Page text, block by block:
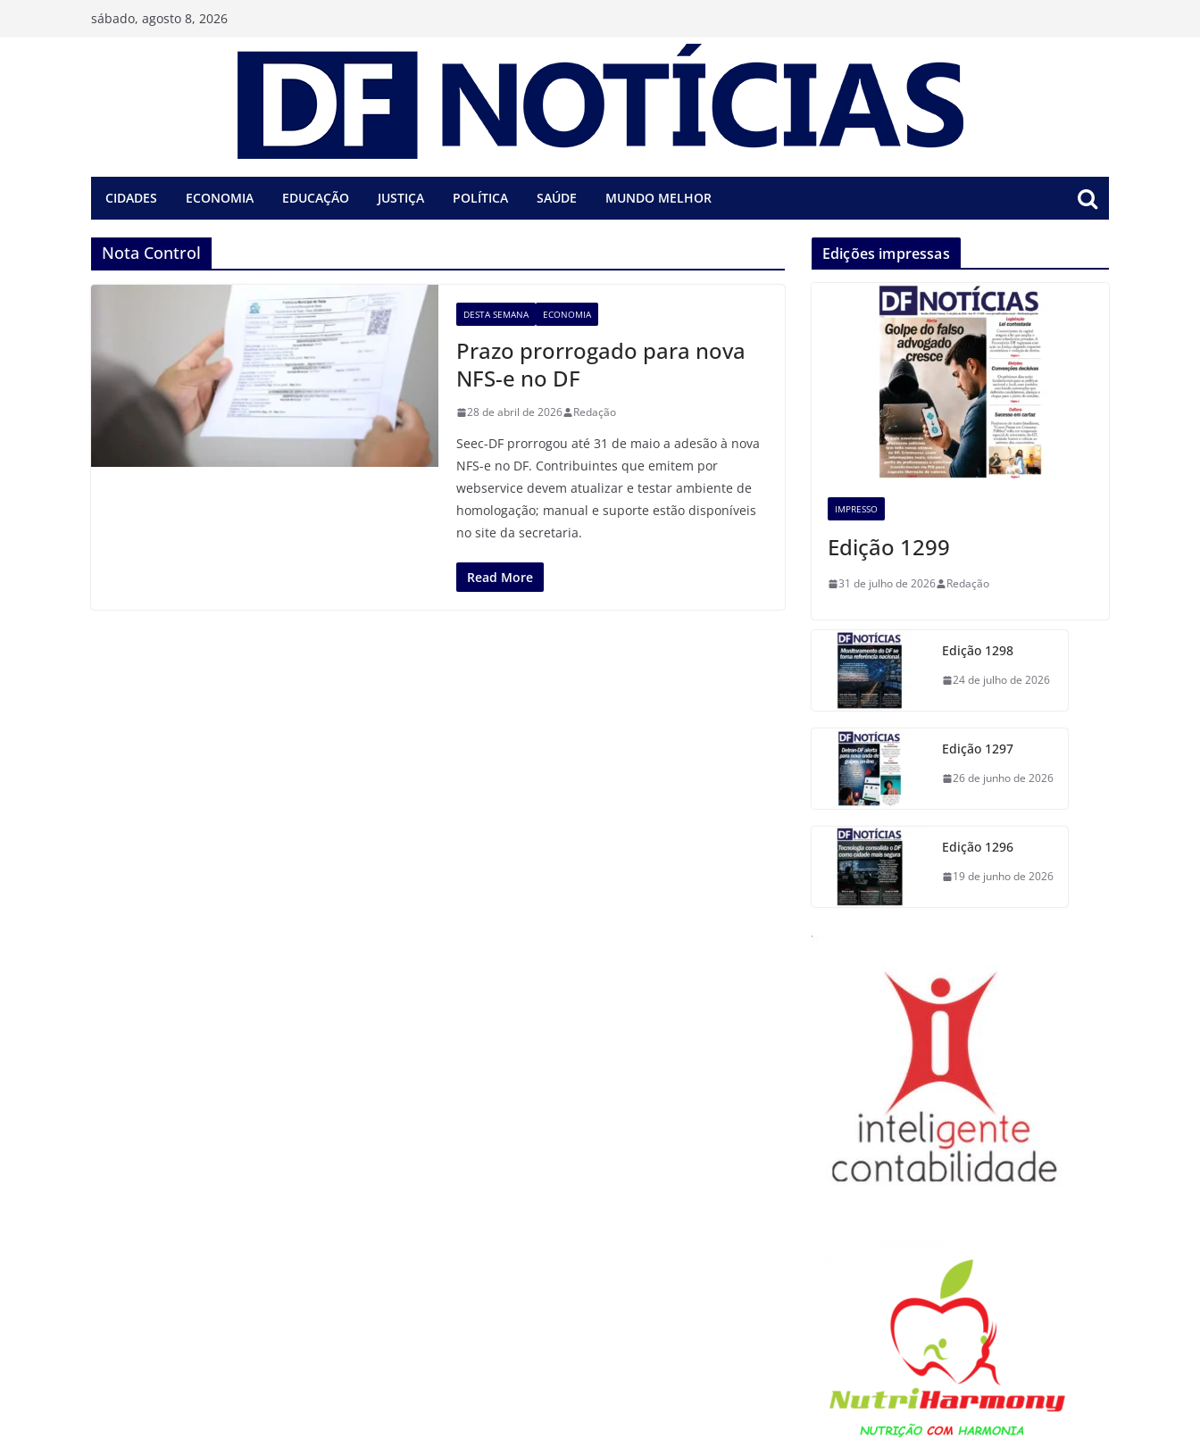
sábado, agosto 8, 2026
CIDADES ECONOMIA EDUCAÇÃO JUSTIÇA POLÍTICA SAÚDE MUNDO MELHOR
Nota Control
DESTA SEMANA ECONOMIA
Prazo prorrogado para nova
NFS-e no DF
28 de abril de 2026 Redação
Seec-DF prorrogou até 31 de maio a adesão à nova
NFS-e no DF. Contribuintes que emitem por
webservice devem atualizar e testar ambiente de
homologação; manual e suporte estão disponíveis
no site da secretaria.
Read More
Edições impressas
IMPRESSO
Edição 1299
31 de julho de 2026 Redação
Edição 1298
24 de julho de 2026
Edição 1297
26 de junho de 2026
Edição 1296
19 de junho de 2026